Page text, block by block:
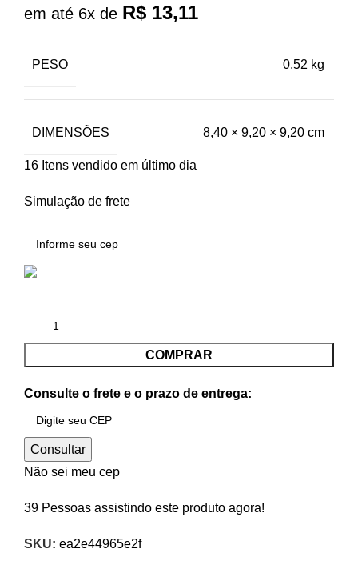
em até 6x de R$ 13,11
PESO 0,52 kg
DIMENSÕES 8,40 × 9,20 × 9,20 cm
16 Itens vendido em último dia
Simulação de frete
COMPRAR
Consulte o frete e o prazo de entrega:
Consultar
Não sei meu cep
39 Pessoas assistindo este produto agora!
SKU: ea2e44965e2f